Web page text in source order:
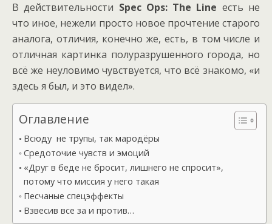
В действительности Spec Ops: The Line есть не
что иное, нежели просто новое прочтение старого
аналога, отличия, конечно же, есть, в том числе и
отличная картинка полуразрушенного города, но
всё же неуловимо чувствуется, что всё знакомо, «и
здесь я был, и это видел».
Оглавление
Всюду не трупы, так мародёры
Средоточие чувств и эмоций
«Друг в беде не бросит, лишнего не спросит»,
потому что миссия у него такая
Песчаные спецэффекты
Взвесив все за и против…